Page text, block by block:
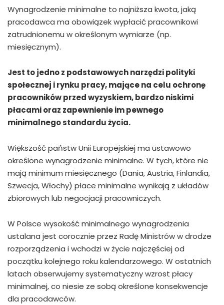
Wynagrodzenie minimalne to najniższa kwota, jaką
pracodawca ma obowiązek wypłacić pracownikowi
zatrudnionemu w określonym wymiarze (np.
miesięcznym).
Jest to jedno z podstawowych narzędzi polityki
społecznej i rynku pracy, mające na celu ochronę
pracowników przed wyzyskiem, bardzo niskimi
płacami oraz zapewnienie im pewnego
minimalnego standardu życia.
Większość państw Unii Europejskiej ma ustawowo
określone wynagrodzenie minimalne. W tych, które nie
mają minimum miesięcznego (Dania, Austria, Finlandia,
Szwecja, Włochy) płace minimalne wynikają z układów
zbiorowych lub negocjacji pracowniczych.
W Polsce wysokość minimalnego wynagrodzenia
ustalana jest corocznie przez Radę Ministrów w drodze
rozporządzenia i wchodzi w życie najczęściej od
początku kolejnego roku kalendarzowego. W ostatnich
latach obserwujemy systematyczny wzrost płacy
minimalnej, co niesie ze sobą określone konsekwencje
dla pracodawców.